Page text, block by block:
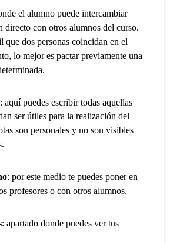
el alumno puede intercambiar
directo con otros alumnos del curso.
que dos personas coincidan en el
lo mejor es pactar previamente una
: aquí puedes escribir todas aquellas
ser útiles para la realización del
son personales y no son visibles
: por este medio te puedes poner en
profesores o con otros alumnos.
: apartado donde puedes ver tus